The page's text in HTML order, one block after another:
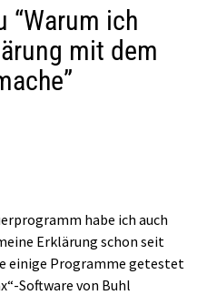
“Warum ich
mit dem
”
habe ich auch
Erklärung schon seit
einige Programme getestet
Software von Buhl